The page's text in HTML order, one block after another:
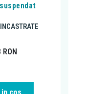
RON